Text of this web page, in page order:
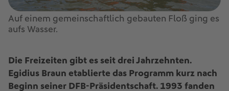
Auf einem gemeinschaftlich gebauten Floß ging es
aufs Wasser.
Die Freizeiten gibt es seit drei Jahrzehnten.
Egidius Braun etablierte das Programm kurz nach
Beginn seiner DFB-Präsidentschaft. 1993 fanden